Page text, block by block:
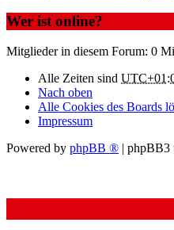
Wer ist online?
Mitglieder in diesem Forum: 0
Alle Zeiten sind
Nach oben
Alle Cookies des Boards
Impressum
Powered by phpBB ® | phpBB3